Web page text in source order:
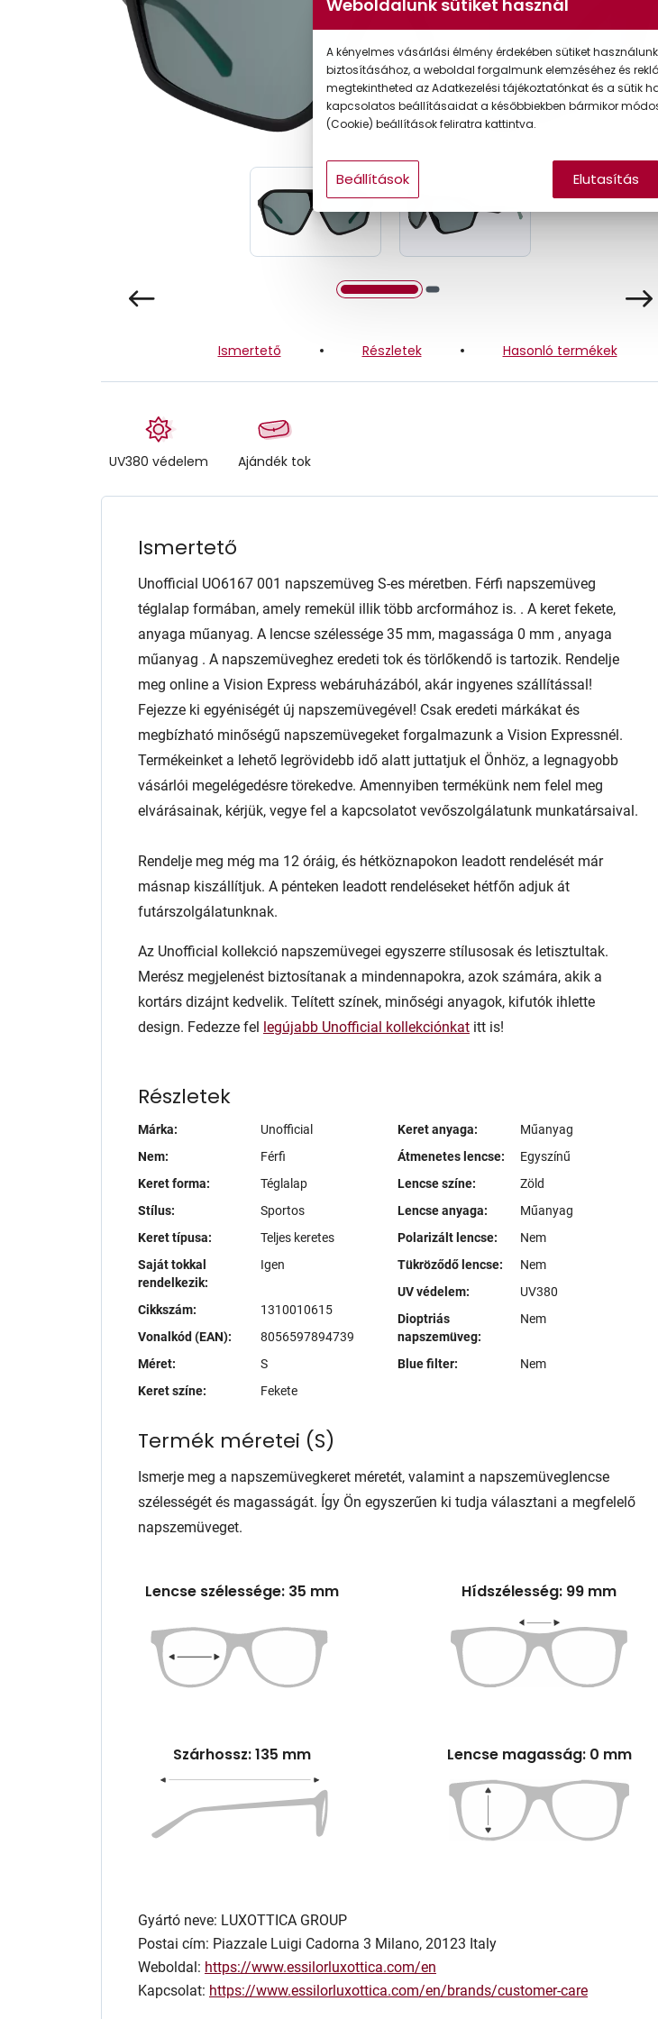
Gyermek
Ismertető Részletek Hasonló termékek
UV380 védelem Ajándék tok
Ismertető
Unofficial UO6167 001 napszemüveg S-es méretben. Férfi napszemüveg
téglalap formában, amely remekül illik több arcformához is. . A keret fekete,
anyaga műanyag. A lencse szélessége 35 mm, magassága 0 mm , anyaga
műanyag . A napszemüveghez eredeti tok és törlőkendő is tartozik. Rendelje
meg online a Vision Express webáruházából, akár ingyenes szállítással!
Fejezze ki egyéniségét új napszemüvegével! Csak eredeti márkákat és
megbízható minőségű napszemüvegeket forgalmazunk a Vision Expressnél.
Termékeinket a lehető legrövidebb idő alatt juttatjuk el Önhöz, a legnagyobb
vásárlói megelégedésre törekedve. Amennyiben termékünk nem felel meg
elvárásainak, kérjük, vegye fel a kapcsolatot vevőszolgálatunk munkatársaival.
Rendelje meg még ma 12 óráig, és hétköznapokon leadott rendelését már
másnap kiszállítjuk. A pénteken leadott rendeléseket hétfőn adjuk át
futárszolgálatunknak.
Az Unofficial kollekció napszemüvegei egyszerre stílusosak és letisztultak.
Merész megjelenést biztosítanak a mindennapokra, azok számára, akik a
kortárs dizájnt kedvelik. Telített színek, minőségi anyagok, kifutók ihlette
design. Fedezze fel legújabb Unofficial kollekciónkat itt is!
Részletek
Márka:
Unofficial
Nem:
Férfi
Keret forma:
Téglalap
Stílus:
Sportos
Keret típusa:
Teljes keretes
Saját tokkal
rendelkezik:
Igen
Cikkszám:
1310010615
Vonalkód (EAN):
8056597894739
Méret:
S
Keret színe:
Fekete
Keret anyaga:
Műanyag
Átmenetes lencse:
Egyszínű
Lencse színe:
Zöld
Lencse anyaga:
Műanyag
Polarizált lencse:
Nem
Tükröződő lencse:
Nem
UV védelem:
UV380
Dioptriás
napszemüveg:
Nem
Blue filter: Nem
Termék méretei (S)
Ismerje meg a napszemüvegkeret méretét, valamint a napszemüveglencse
szélességét és magasságát. Így Ön egyszerűen ki tudja választani a megfelelő
napszemüveget.
Lencse szélessége: 35 mm Hídszélesség: 99 mm
Szárhossz: 135 mm Lencse magasság: 0 mm
Gyártó neve: LUXOTTICA GROUP
Postai cím: Piazzale Luigi Cadorna 3 Milano, 20123 Italy
Weboldal: https://www.essilorluxottica.com/en
Kapcsolat: https://www.essilorluxottica.com/en/brands/customer-care
Weboldalunk sütiket használ
A kényelmes vásárlási élmény érdekében sütiket
biztosításához, a weboldal forgalmunk elemzéséhez és
megtekintheted az Adatkezelési tájékoztatónkat és a sütik
kapcsolatos beállításaidat a későbbiekben bármikor
(Cookie) beállítások feliratra kattintva.
Beállítások Elutasítás